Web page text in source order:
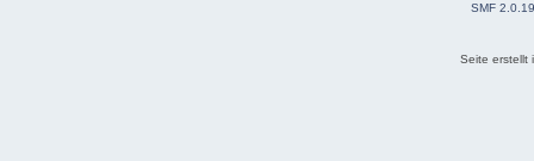
SMF 2.0.19
Seite erstellt